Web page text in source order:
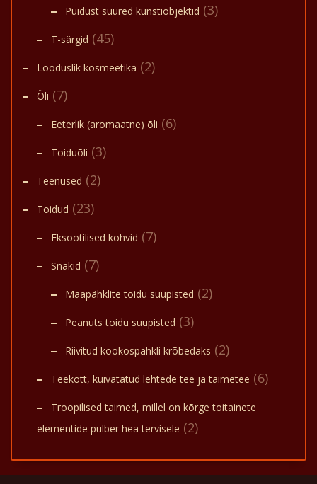
Puidust suured kunstiobjektid (3)
T-särgid (45)
Looduslik kosmeetika (2)
Õli (7)
Eeterlik (aromaatne) õli (6)
Toiduõli (3)
Teenused (2)
Toidud (23)
Eksootilised kohvid (7)
Snäkid (7)
Maapähklite toidu suupisted (2)
Peanuts toidu suupisted (3)
Riivitud kookospähkli krõbedaks (2)
Teekott, kuivatatud lehtede tee ja taimetee (6)
Troopilised taimed, millel on kõrge toitainete
elementide pulber hea tervisele (2)